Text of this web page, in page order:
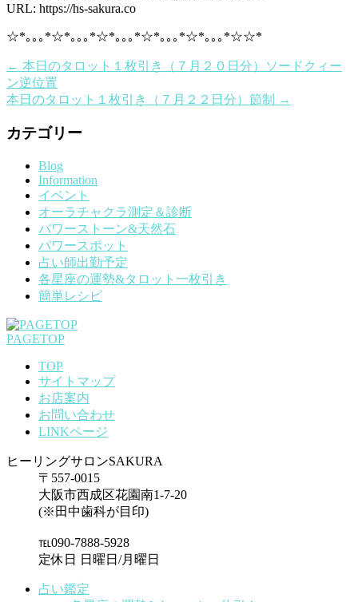
URL: https://hs-sakura.co
☆*｡｡｡*☆*｡｡｡*☆*｡｡｡*☆*｡｡｡*☆*｡｡｡*☆☆*
← 本日のタロット１枚引き（７月２０日分）ソードクィー
ン逆位置
本日のタロット１枚引き（７月２２日分）節制
→
カテゴリー
Blog
Information
イベント
オーラチャクラ測定＆診断
パワーストーン&天然石
パワースポット
占い師出勤予定
各星座の運勢&タロット一枚引き
簡単レシピ
PAGETOP
TOP
サイトマップ
お店案内
お問い合わせ
LINKページ
ヒーリングサロンSAKURA
〒557-0015
大阪市西成区花園南1-7-20
(※田中歯科が目印)
℡090-7888-5928
定休日 日曜日/月曜日
占い鑑定